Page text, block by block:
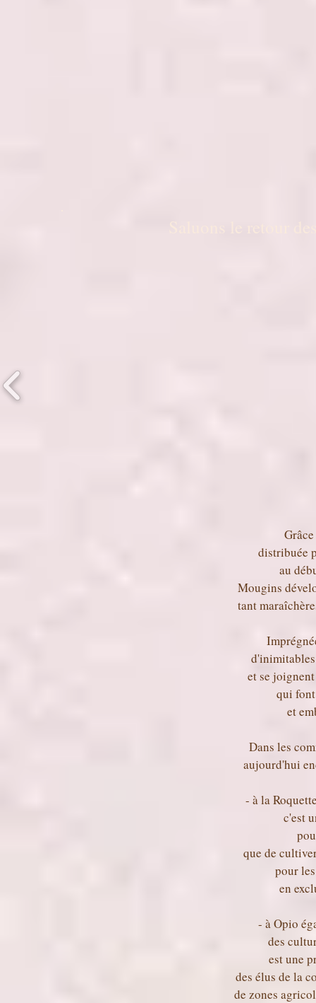
distribuée
au
Mougins
tant
et se
qui
et
Dans les
aujourd'hui
- à la
c'est
que de
pour
en
- à Opio
des
est une
des élus de la
de zones